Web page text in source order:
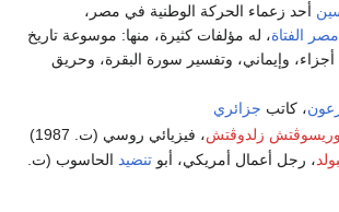
أحد زعماء الحركة الوطنية في مصر،
مصر الفتاة، له مؤلفات كثيرة، منها: موسوعة تاريخ
وإيماني، وتفسير سورة البقرة، وحريق
، كاتب جزائري
زلدوڤتش، فيزيائي روسي (ت. 1987)
، رجل أعمال أمريكي، أبوتنضيد الحاسوب (ت.